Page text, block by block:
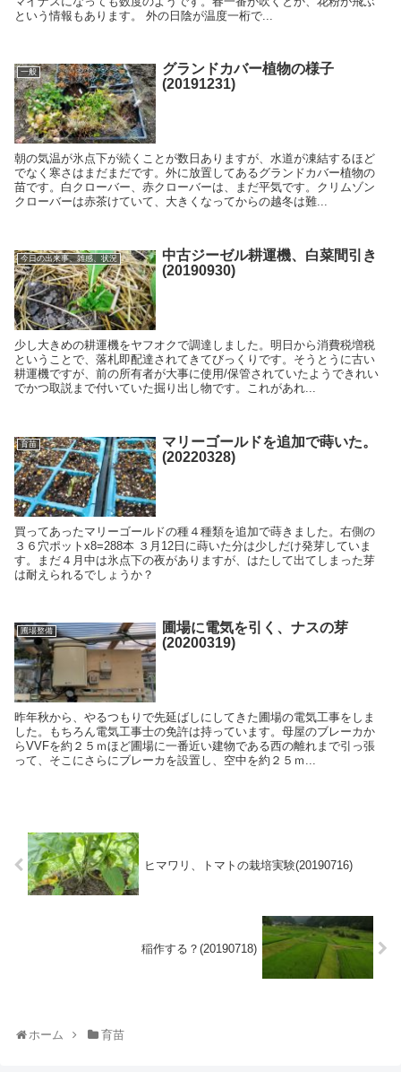
という情報もあります。 外の日陰が温度一桁で...
一般
グランドカバー植物の様子
(20191231)
朝の気温が氷点下が続くことが数日ありますが、水道が凍結するほど
でなく寒さはまだまだです。外に放置してあるグランドカバー植物の
苗です。白クローバー、赤クローバーは、まだ平気です。クリムゾン
クローバーは赤茶けていて、大きくなってからの越冬は難...
今日の出来事、雑感、状況
中古ジーゼル耕運機、白菜間引き
(20190930)
少し大きめの耕運機をヤフオクで調達しました。明日から消費税増税
ということで、落札即配達されてきてびっくりです。そうとうに古い
耕運機ですが、前の所有者が大事に使用/保管されていたようできれい
でかつ取説まで付いていた掘り出し物です。これがあれ...
育苗
マリーゴールドを追加で蒔いた。
(20220328)
買ってあったマリーゴールドの種４種類を追加で蒔きました。右側の
３６穴ポットx8=288本 ３月12日に蒔いた分は少しだけ発芽していま
す。まだ４月中は氷点下の夜がありますが、はたして出てしまった芽
は耐えられるでしょうか？
圃場整備
圃場に電気を引く、ナスの芽
(20200319)
昨年秋から、やるつもりで先延ばしにしてきた圃場の電気工事をしま
した。もちろん電気工事士の免許は持っています。母屋のブレーカか
らVVFを約２５ｍほど圃場に一番近い建物である西の離れまで引っ張
って、そこにさらにブレーカを設置し、空中を約２５ｍ...
ヒマワリ、トマトの栽培実験(20190716)
稲作する？(20190718)
ホーム 育苗